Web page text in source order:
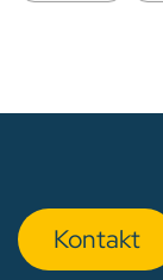
Kon​​​​​​ta​​kt